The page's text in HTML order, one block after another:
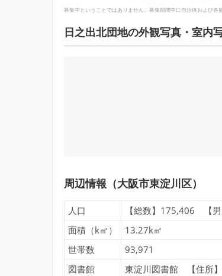
募集中ということではありません。募集期間中に自治体および
日之出北団地の外観写真・室内
周辺情報（大阪市東淀川区）
人口
【総数】175,406 【
面積（k㎡）
13.27k㎡
世帯数
93,971
図書館
東淀川図書館 【住所